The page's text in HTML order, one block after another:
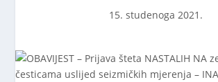
15. studenoga 2021.